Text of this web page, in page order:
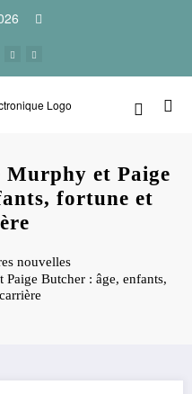
Murphy et Paige
fortune et
nouvelles
Butcher : âge, enfants,